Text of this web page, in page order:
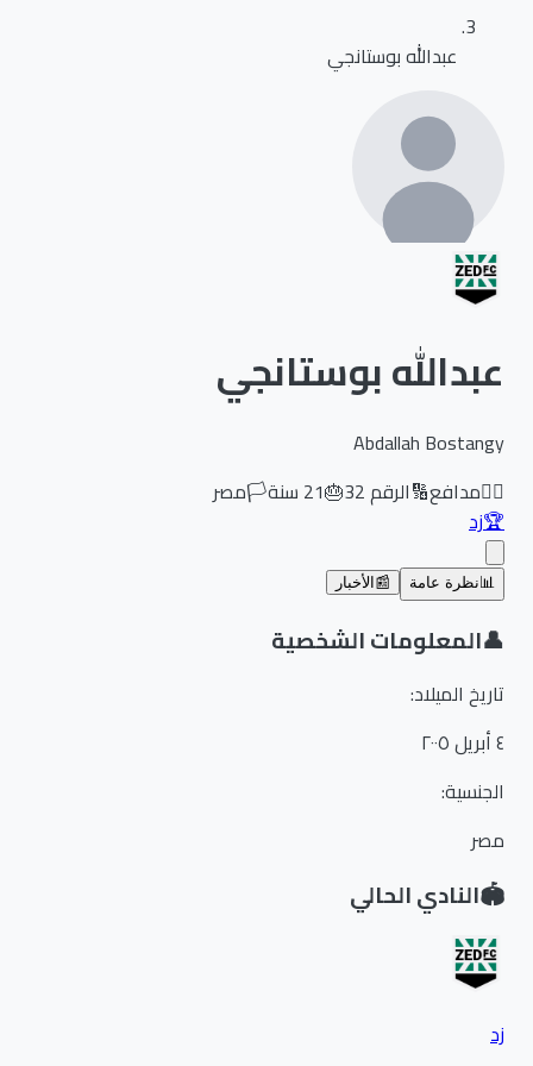
عبدالله بوستانجي
عبدالله بوستانجي
Abdallah Bostangy
مدافع🔢الرقم32
🎂
21سنة🏳️مصر
زد
نظرة عامة 📰 الأخبار
المعلومات الشخصية
تاريخ الميلاد:
الجنسية:
مصر
النادي الحالي